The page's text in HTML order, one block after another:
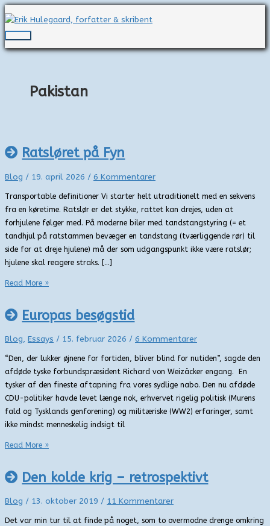
til
indholdet
Hovedmenu
Pakistan
Ratsløret på Fyn
Blog / 19. april 2026 / 6 Kommentarer
Transportable definitioner Vi starter helt utraditionelt med en sekvens
fra en køretime. Ratslør er det stykke, rattet kan drejes, uden at
forhjulene følger med. På moderne biler med tandstangstyring (= et
tandhjul på ratstammen bevæger en tandstang (tværliggende rør) til
side for at dreje hjulene) må der som udgangspunkt ikke være ratslør;
hjulene skal reagere straks. […]
Ratsløret
Fyn
Read More »
Europas besøgstid
Blog, Essays / 15. februar 2026 / 6 Kommentarer
“Den, der lukker øjnene for fortiden, bliver blind for nutiden”, sagde den
afdøde tyske forbundspræsident Richard von Weizäcker engang. En
tysker af den fineste aftapning fra vores sydlige nabo. Den nu afdøde
CDU-politiker havde levet længe nok, erhvervet rigelig politisk (Murens
fald og Tysklands genforening) og militæriske (WW2) erfaringer, samt
ikke mindst menneskelig indsigt til
Europas
Read More »
Den kolde krig – retrospektivt
Blog / 13. oktober 2019 / 11 Kommentarer
Det var min tur til at finde på noget, som to overmodne drenge omkring